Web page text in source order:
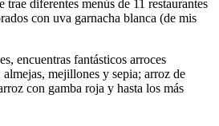
trae diferentes menús de 11 restaurantes
con uva garnacha blanca (de mis
encuentras fantásticos arroces
mejillones y sepia; arroz de
con gamba roja y hasta los más